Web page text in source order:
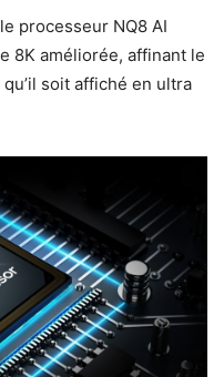
processeur NQ8 AI
8K améliorée, affinant le
soit affiché en ultra